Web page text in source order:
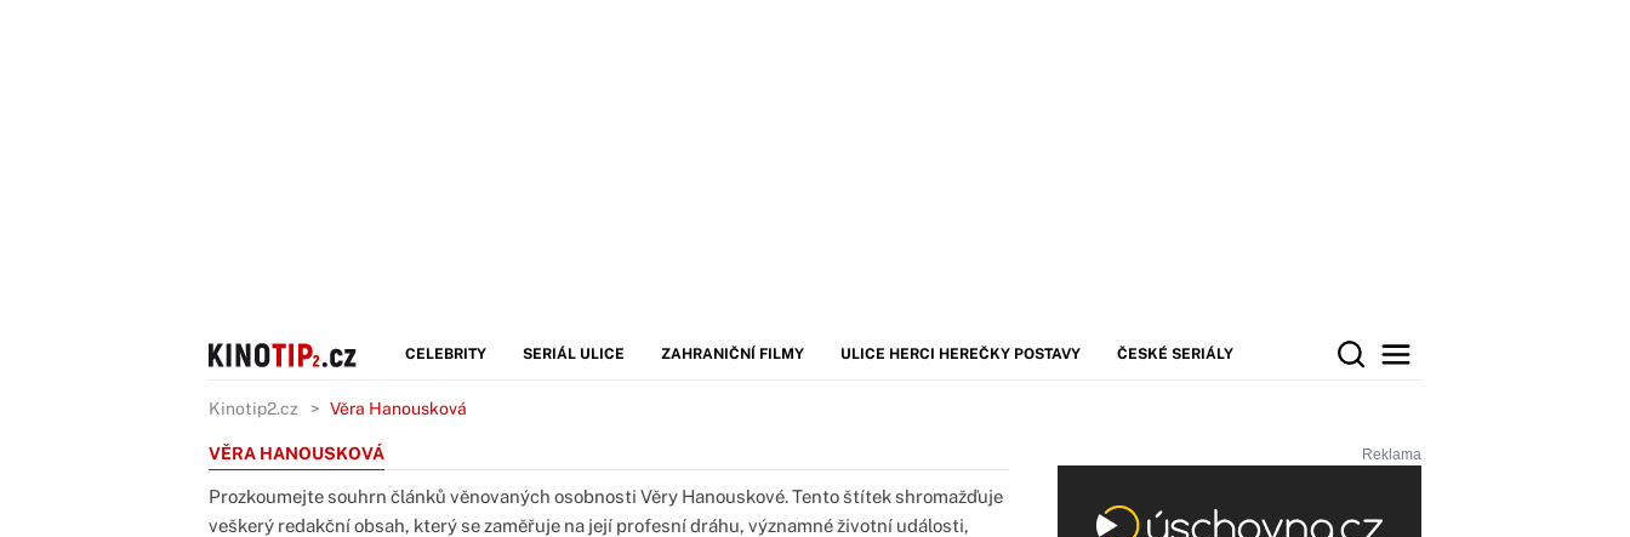
CELEBRITY SERIÁL ULICE ZAHRANIČNÍ FILMY ULICE HERCI HEREČKY POSTAVY ČESKÉ SERIÁLY
Kinotip2.cz Věra Hanousková
VĚRA HANOUSKOVÁ
Prozkoumejte souhrn článků věnovaných osobnosti Věry Hanouskové. Tento štítek shromažďuje
veškerý redakční obsah, který se zaměřuje na její profesní dráhu, významné životní události,